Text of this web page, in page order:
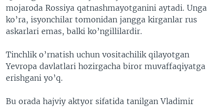
mojaroda Rossiya qatnashmayotganini aytadi. Unga
ko’ra, isyonchilar tomonidan jangga kirganlar rus
askarlari emas, balki ko’ngillilardir.
Tinchlik o’rnatish uchun vositachilik qilayotgan
Yevropa davlatlari hozirgacha biror muvaffaqiyatga
erishgani yo’q.
Bu orada hajviy aktyor sifatida tanilgan Vladimir